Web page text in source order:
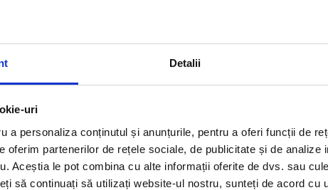
Detalii
uri
a personaliza conținutul și anunțurile, pentru a oferi funcții de
oferim partenerilor de rețele sociale, de publicitate și de analize
Aceștia le pot combina cu alte informații oferite de dvs. sau
să continuați să utilizați website-ul nostru, sunteți de acord cu